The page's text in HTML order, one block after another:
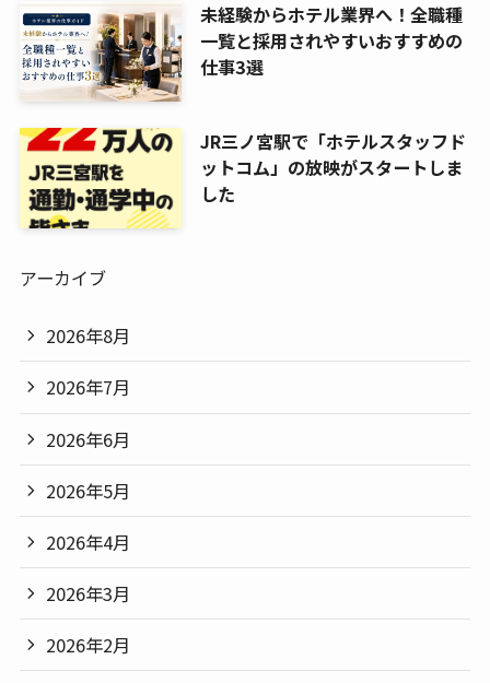
未経験からホテル業界へ！全職種
一覧と採用されやすいおすすめの
仕事3選
JR三ノ宮駅で「ホテルスタッフド
ットコム」の放映がスタートしま
した
アーカイブ
2026年8月
2026年7月
2026年6月
2026年5月
2026年4月
2026年3月
2026年2月